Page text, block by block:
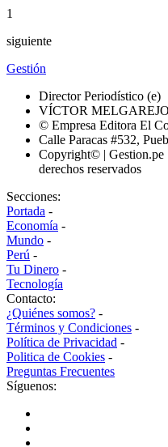
1
siguiente
Gestión
Director Periodístico (e)
VÍCTOR MELGAREJO
© Empresa Editora El
Calle Paracas #532,
Copyright© | Gestion.pe
derechos reservados
Secciones:
Portada -
Economía -
Mundo -
Perú -
Tu Dinero -
Tecnología
Contacto:
¿Quiénes somos? -
Términos y Condiciones -
Política de Privacidad -
Politica de Cookies -
Preguntas Frecuentes
Síguenos: